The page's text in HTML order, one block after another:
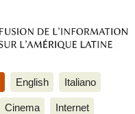
English Italiano
Cinema Internet